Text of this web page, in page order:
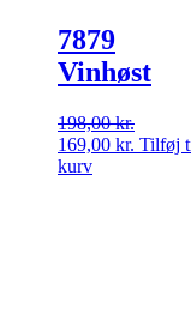
7879
Vinhøst
198,00kr.
Den
oprindelige
169,00 kr. Den
Tilføj
kurv